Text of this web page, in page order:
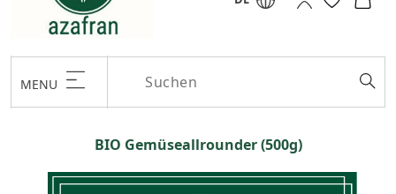
MENU
BIO Gemüseallrounder (500g)